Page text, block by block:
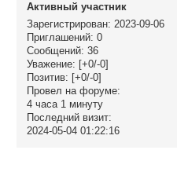
Активный участник
Зарегистрирован: 2023-09-06
Приглашений: 0
Сообщений: 36
Уважение: [+0/-0]
Позитив: [+0/-0]
Провел на форуме:
4 часа 1 минуту
Последний визит:
2024-05-04 01:22:16